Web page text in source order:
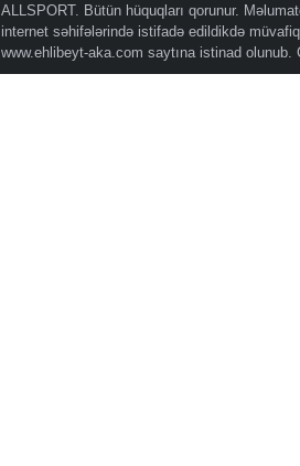
ALLSPORT. Bütün hüquqları qorunur.
internet səhifələrində istifadə edildikdə
www.ehlibeyt-aka.com saytına istinad olunub.